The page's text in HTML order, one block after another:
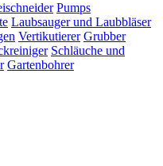
Pumps
Laubsauger und Laubbläser
Vertikutierer Grubber
Schläuche und
Gartenbohrer